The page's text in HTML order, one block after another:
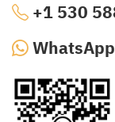
+1 530